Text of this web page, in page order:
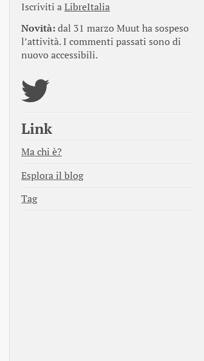
Iscriviti aLibreItalia
Novità:dal 31 marzo Muut ha sospeso
l’attività. I commenti passati sono di
nuovo accessibili.
Link
Ma chi è?
Esplora il blog
Tag